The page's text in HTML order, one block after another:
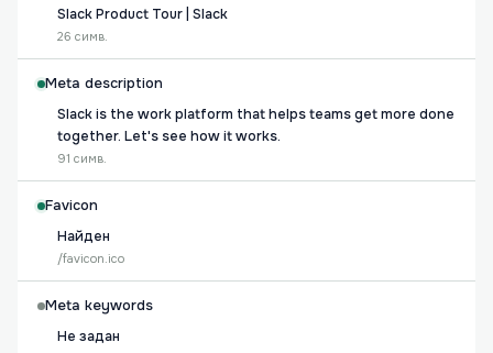
Slack Product Tour | Slack
26 симв.
Meta description
Slack is the work platform that helps teams get more done
together. Let's see how it works.
91 симв.
Favicon
Найден
/favicon.ico
Meta keywords
Не задан